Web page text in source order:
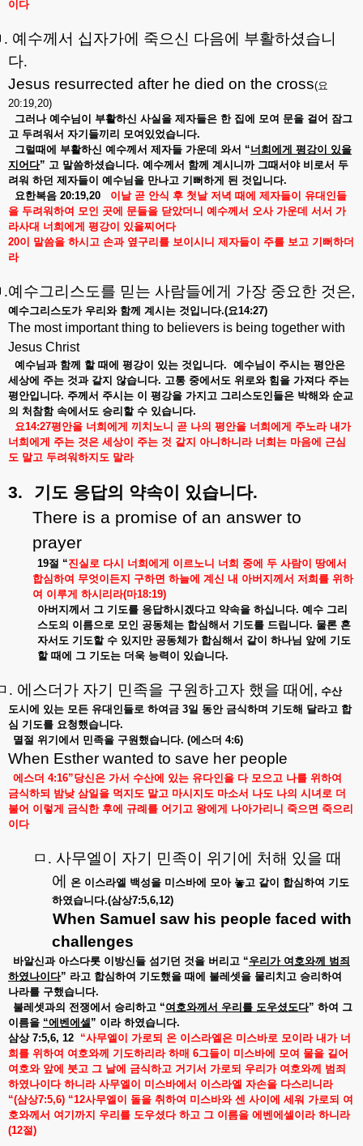
이다
. 예수께서 십자가에 죽으신 다음에 부활하셨습니
다.
Jesus resurrected after he died on the cross(요
20:19,20)
그러나 예수님이 부활하신 사실을 제자들은 한 집에 모여 문을 걸어 잠그
고 두려워서 자기들끼리 모여있었습니다.
그럴때에 부활하신 예수께서 제자들 가운데 와서 “너희에게 평강이
있을
지어다” 고 말씀하셨습니다. 예수께서 함께 계시니까 그때서야 비로서 두
려워 하던 제자들이 예수님을 만나고 기뻐하게 된 것입니다.
요한복음 20:19,20 이날 곧 안식 후 첫날 저녁 때에 제자들이
유대인들
을 두려워하여 모인 곳에 문들을 닫았더니 예수께서 오사 가운데 서서 가
라사대 너희에게 평강이
있을찌어다
20이 말씀을 하시고 손과 옆구리를 보이시니 제자들이 주를 보고 기뻐하더
라
.예수그리스도를 믿는 사람들에게 가장 중요한 것은,
예수그리스도가 우리와 함께 계시는 것입니다.(요14:27)
The most important thing to believers is being together with
Jesus Christ
예수님과 함께 할 때에 평강이 있는 것입니다. 예수님이 주시는 평안은
세상에 주는 것과 같지 않습니다. 고통 중에서도 위로와 힘을 가져다 주는
평안입니다. 주께서 주시는 이 평강을 가지고 그리스도인들은 박해와 순교
의 처참함 속에서도 승리할 수 있습니다.
요14:27평안을 너희에게 끼치노니 곧 나의 평안을 너희에게 주노라 내가
너희에게 주는 것은 세상이 주는 것 같지 아니하니라 너희는 마음에 근심
도 말고 두려워하지도 말라
3. 기도 응답의 약속이 있습니다.
There is a promise of an answer to
prayer
19절 “진실로 다시 너희에게 이르노니 너희 중에 두 사람이 땅에서
합심하여 무엇이든지 구하면 하늘에 계신 내 아버지께서 저희를 위하
여 이루게 하시리라(마18:19)
아버지께서 그 기도를 응답하시겠다고 약속을 하십니다. 예수 그리
스도의 이름으로 모인 공동체는 합심해서 기도를 드립니다. 물론 혼
자서도 기도할 수 있지만 공동체가 합심해서 같이 하나님 앞에 기도
할 때에 그 기도는 더욱 능력이 있습니다.
. 에스더가 자기 민족을 구원하고자 했을 때에 , 수산
도시에 있는 모든 유대인들로 하여금 3일 동안 금식하며 기도해 달라고 합
심 기도를 요청했습니다.
멸절 위기에서 민족을 구원했습니다. (에스더 4:6)
When Esther wanted to save her people
에스더 4:16”당신은 가서 수산에 있는 유다인을 다 모으고 나를 위하여
금식하되 밤낮 삼일을 먹지도 말고 마시지도 마소서 나도 나의 시녀로 더
불어 이렇게 금식한 후에 규례를 어기고 왕에게 나아가리니 죽으면 죽으리
이다
ㅁ . 사무엘이 자기 민족이 위기에 처해 있을 때
에
온 이스라엘 백성을 미스바에 모아 놓고 같이 합심하여 기도
하였습니다.(삼상7:5,6,12)
When Samuel saw his people faced with
challenges
바알신과 아스다롯 이방신들 섬기던 것을 버리고 “우리가 여호와께 범죄
하였나이다” 라고 합심하여 기도했을 때에 불레셋을 물리치고 승리하여
나라를 구했습니다.
불레셋과의 전쟁에서 승리하고 “여호와께서 우리를 도우셨도다” 하여 그
이름을 “에벤에셀” 이라 하였습니다.
삼상7:5,6, 12 “사무엘이 가로되 온 이스라엘은 미스바로 모이라 내가 너
희를 위하여 여호와께 기도하리라 하매 6그들이 미스바에 모여 물을 길어
여호와 앞에 붓고 그 날에 금식하고 거기서 가로되 우리가 여호와께 범죄
하였나이다 하니라 사무엘이 미스바에서 이스라엘 자손을 다스리니라
“(삼상7:5,6) “12사무엘이 돌을 취하여 미스바와 센 사이에 세워 가로되 여
호와께서 여기까지 우리를 도우셨다 하고 그 이름을 에벤에셀이라 하니라
(12절)